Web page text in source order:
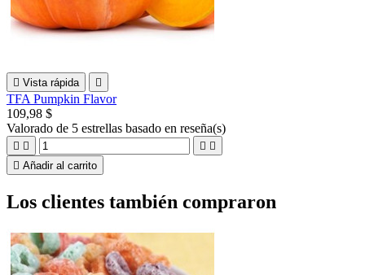
 Vista rápida 
TFA Pumpkin Flavor
109,98 $
Valorado de 5 estrellas basado en reseña(s)
   
 Añadir al carrito
Los clientes también compraron